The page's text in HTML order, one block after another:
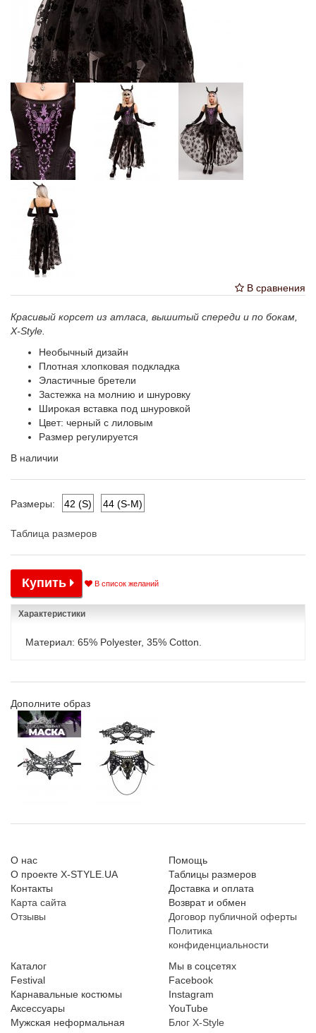
В сравнения
Красивый корсет из атласа, вышитый спереди и по бокам,
X-Style.
Необычный дизайн
Плотная хлопковая подкладка
Эластичные бретели
Застежка на молнию и шнуровку
Широкая вставка под шнуровкой
Цвет: черный с лиловым
Размер регулируется
В наличии
Размеры: 42 (S) 44 (S-M)
Таблица размеров
Купить В список желаний
Характеристики
Материал: 65% Polyester, 35% Cotton.
Дополните образ
О нас
О проекте X-STYLE.UA
Контакты
Карта сайта
Отзывы
Помощь
Таблицы размеров
Доставка и оплата
Возврат и обмен
Договор публичной оферты
Политика
конфиденциальности
Каталог
Festival
Карнавальные костюмы
Аксессуары
Мужская неформальная
Мы в соцсетях
Facebook
Instagram
YouTube
Блог X-Style